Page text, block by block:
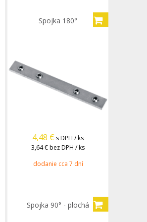
Spojka 180°
4,48 € s DPH / ks
3,64 €bez DPH / ks
dodanie cca 7 dní
Spojka 90° - plochá